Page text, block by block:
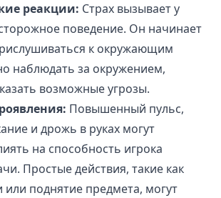
реакции: Страх вызывает у
поведение. Он начинает
к окружающим
наблюдать за окружением,
возможные угрозы.
Повышенный пульс,
и дрожь в руках могут
на способность игрока
Простые действия, такие как
или поднятие предмета, могут